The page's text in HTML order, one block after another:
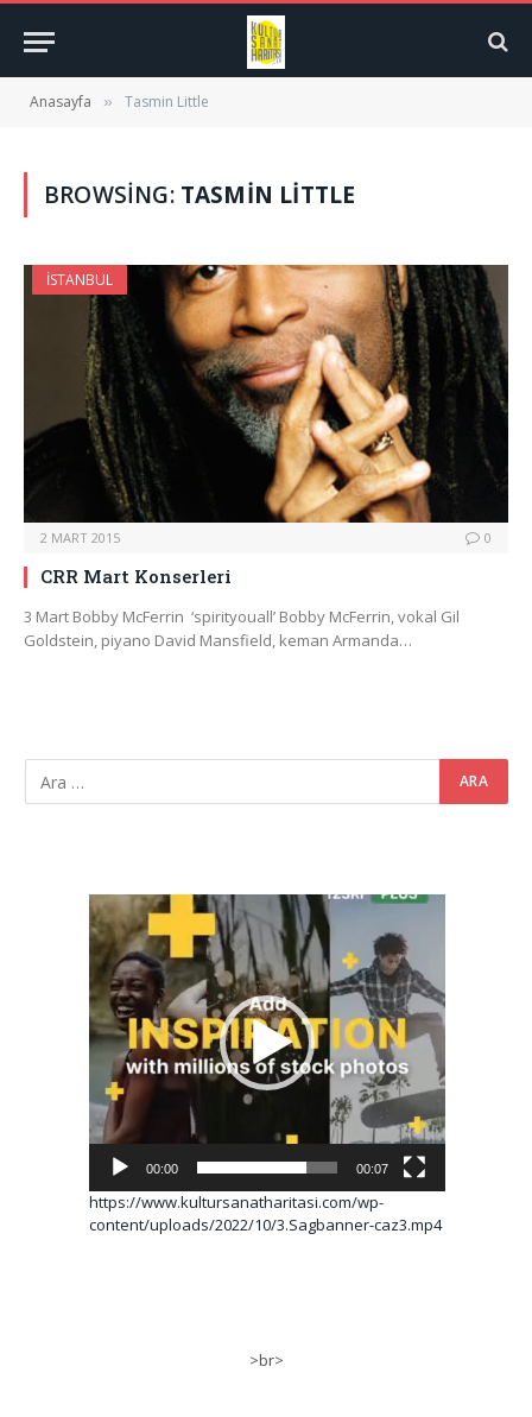
Anasayfa » Tasmin Little
BROWSING: TASMIN LITTLE
İSTANBUL
2 MART 2015 0
CRR Mart Konserleri
3 Mart Bobby McFerrin ‘spirityouall’ Bobby McFerrin, vokal Gil
Goldstein, piyano David Mansfield, keman Armanda…
Video
oynatıcı
00:00 00:07
https://www.kultursanatharitasi.com/wp-
content/uploads/2022/10/3.Sagbanner-caz3.mp4
>br>